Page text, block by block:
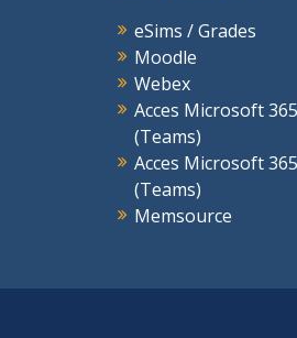
eSims / Grades
Moodle
Webex
Acces Microsoft
(Teams)
Acces Microsoft
(Teams)
Memsource